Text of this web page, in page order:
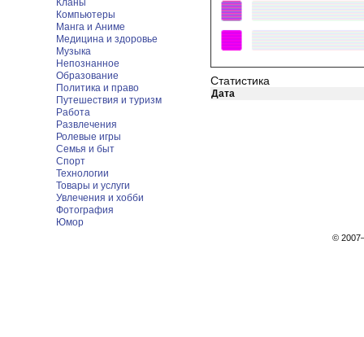
Кланы
Компьютеры
Манга и Аниме
Медицина и здоровье
Музыка
Непознанное
Образование
Политика и право
Путешествия и туризм
Работа
Развлечения
Ролевые игры
Семья и быт
Спорт
Технологии
Товары и услуги
Увлечения и хобби
Фотография
Юмор
Статистика
Дата
©